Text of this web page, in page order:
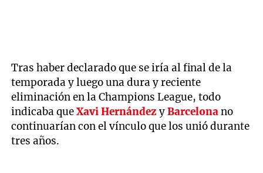
Tras haber declarado que se iría al final de la
temporada y luego una dura y reciente
eliminación en la Champions League, todo
indicaba queXavi Hernández yBarcelonano
continuarían con el vínculo que los unió durante
tres años.